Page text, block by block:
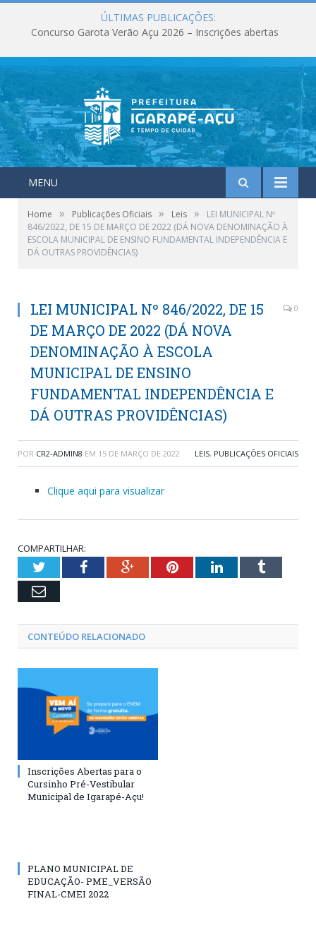
ÚLTIMAS PUBLICAÇÕES:
Concurso Garota Verão Açu 2026 – Inscrições abertas
MENU
Home » Publicações Oficiais » Leis »
LEI MUNICIPAL Nº
846/2022, DE 15 DE MARÇO DE 2022 (DÁ NOVA DENOMINAÇÃO À
ESCOLA MUNICIPAL DE ENSINO FUNDAMENTAL INDEPENDÊNCIA E
DÁ OUTRAS PROVIDÊNCIAS)
LEI MUNICIPAL Nº 846/2022, DE 15
DE MARÇO DE 2022 (DÁ NOVA
DENOMINAÇÃO À ESCOLA
MUNICIPAL DE ENSINO
FUNDAMENTAL INDEPENDÊNCIA E
DÁ OUTRAS PROVIDÊNCIAS)
0
POR CR2-ADMIN8 EM 15 DE MARÇO DE 2022 LEIS, PUBLICAÇÕES OFICIAIS
Clique aqui para visualizar
COMPARTILHAR:
TwitterFacebookGoogle+PinterestLinkedInTumblr
Email
CONTEÚDO RELACIONADO
Inscrições Abertas para o
Cursinho Pré-Vestibular
Municipal de Igarapé-Açu!
PLANO MUNICIPAL DE
EDUCAÇÃO- PME_VERSÃO
FINAL-CMEI 2022